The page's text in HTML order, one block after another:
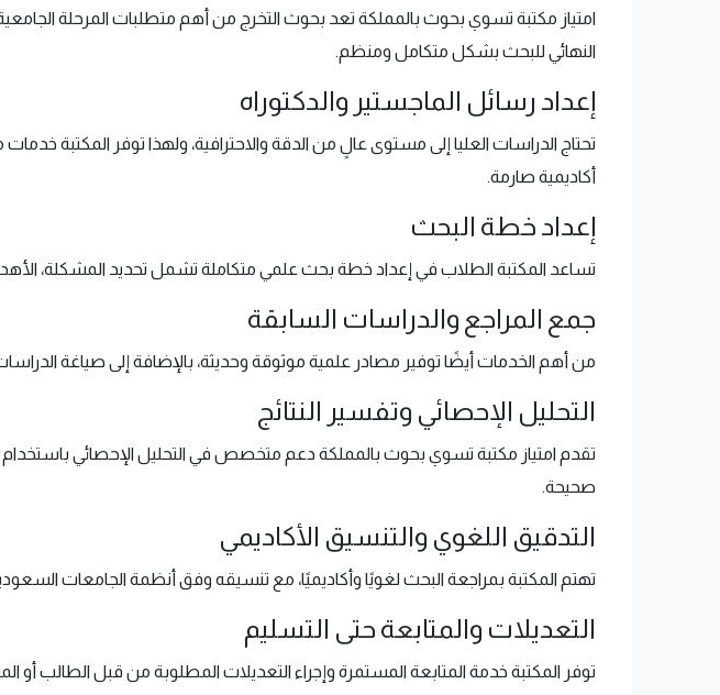
امتياز مكتبة تسوي بحوث بالمملكة تعد بحوث التخرج من أهم متطلبات المرحلة
النهائي للبحث بشكل متكامل ومنظم.
إعداد رسائل الماجستير والدكتوراه
تحتاج الدراسات العليا إلى مستوى عالٍ من الدقة والاحترافية، ولهذا توفر المكتبة
أكاديمية صارمة.
إعداد خطة البحث
تساعد المكتبة الطلاب في إعداد خطة بحث علمي متكاملة تشمل تحديد المشكلة،
جمع المراجع والدراسات السابقة
من أهم الخدمات أيضًا توفير مصادر علمية موثوقة وحديثة، بالإضافة إلى صياغة
التحليل الإحصائي وتفسير النتائج
تقدم امتياز مكتبة تسوي بحوث بالمملكة دعم متخصص في التحليل الإحصائي
صحيحة.
التدقيق اللغوي والتنسيق الأكاديمي
تهتم المكتبة بمراجعة البحث لغويًا وأكاديميًا، مع تنسيقه وفق أنظمة الجامعات
التعديلات والمتابعة حتى التسليم
توفر المكتبة خدمة المتابعة المستمرة وإجراء التعديلات المطلوبة من قبل الطالب أو